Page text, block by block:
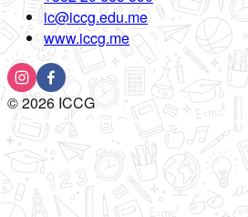
ic@iccg.edu.me
www.iccg.me
©2026ICCG